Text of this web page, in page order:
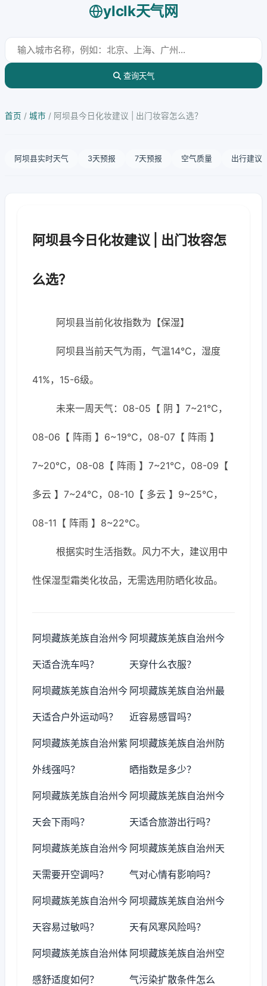
ylclk天气网
查询天气
首页 / 城市 / 阿坝县今日化妆建议 | 出门妆容怎么选？
阿坝县实时天气 3天预报 7天预报 空气质量 出行建议
阿坝县今日化妆建议 | 出门妆容怎
么选？
阿坝县当前化妆指数为【保湿】
阿坝县当前天气为雨，气温14℃，湿度
41%，15-6级。
未来一周天气：08-05【 阴 】7~21℃，
08-06【 阵雨 】6~19℃，08-07【 阵雨 】
7~20℃，08-08【 阵雨 】7~21℃，08-09【
多云 】7~24℃，08-10【 多云 】9~25℃，
08-11【 阵雨 】8~22℃。
根据实时生活指数。风力不大，建议用中
性保湿型霜类化妆品，无需选用防晒化妆品。
阿坝藏族羌族自治州今
天适合洗车吗？
阿坝藏族羌族自治州今
天穿什么衣服？
阿坝藏族羌族自治州今
天适合户外运动吗？
阿坝藏族羌族自治州最
近容易感冒吗？
阿坝藏族羌族自治州紫
外线强吗？
阿坝藏族羌族自治州防
晒指数是多少？
阿坝藏族羌族自治州今
天会下雨吗？
阿坝藏族羌族自治州今
天适合旅游出行吗？
阿坝藏族羌族自治州今
天需要开空调吗？
阿坝藏族羌族自治州天
气对心情有影响吗？
阿坝藏族羌族自治州今
天容易过敏吗？
阿坝藏族羌族自治州今
天有风寒风险吗？
阿坝藏族羌族自治州体
感舒适度如何？
阿坝藏族羌族自治州空
气污染扩散条件怎么